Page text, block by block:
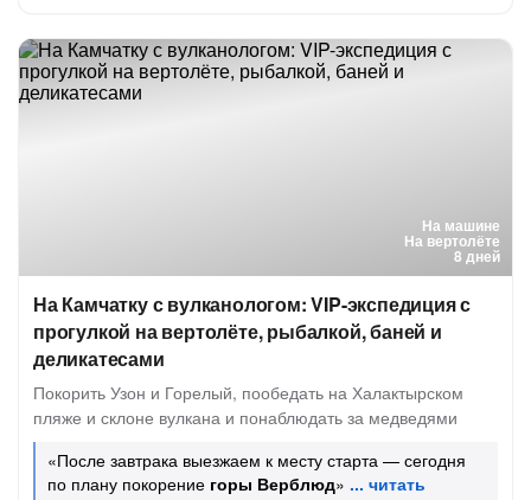
На машине
На вертолёте
8 дней
На Камчатку с вулканологом: VIP-экспедиция с
прогулкой на вертолёте, рыбалкой, баней и
деликатесами
Покорить Узон и Горелый, пообедать на Халактырском
пляже и склоне вулкана и понаблюдать за медведями
«После завтрака выезжаем к месту старта — сегодня
по плану покорение горы Верблюд»